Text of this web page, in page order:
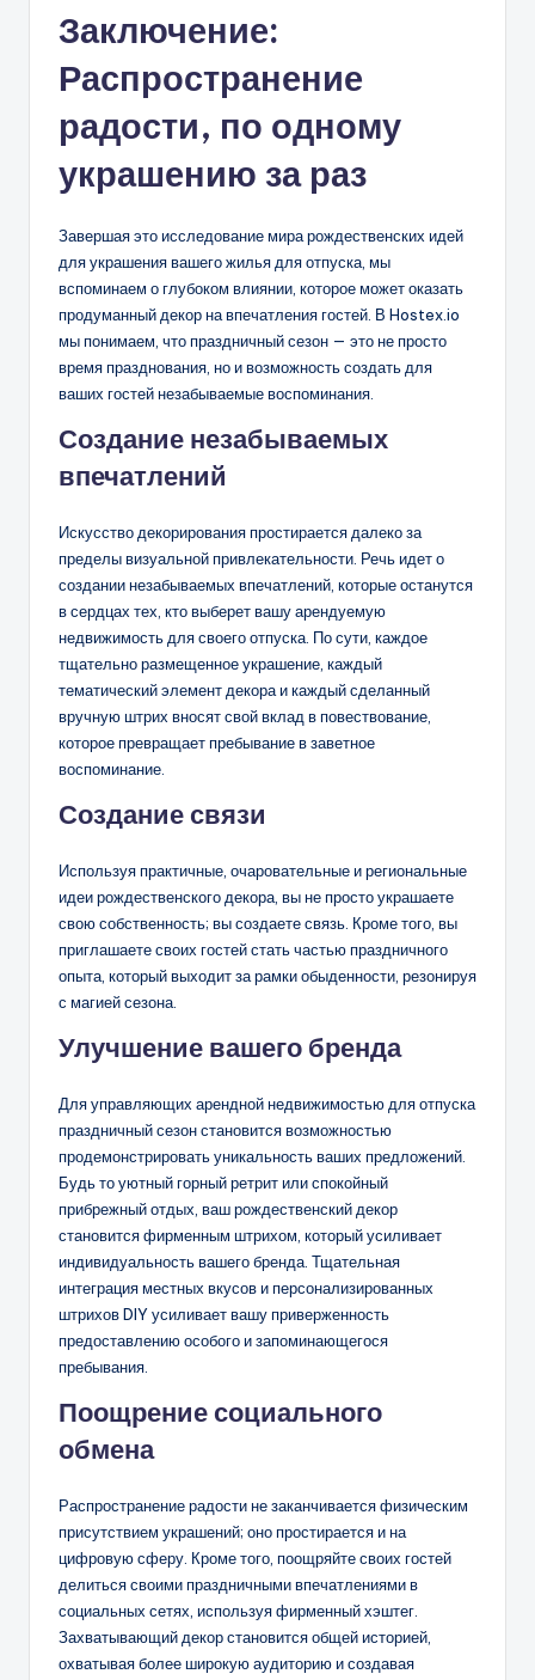
Заключение:
Распространение
радости, по одному
украшению за раз
Завершая это исследование мира рождественских идей
для украшения вашего жилья для отпуска, мы
вспоминаем о глубоком влиянии, которое может оказать
продуманный декор на впечатления гостей. В Hostex.io
мы понимаем, что праздничный сезон — это не просто
время празднования, но и возможность создать для
ваших гостей незабываемые воспоминания.
Создание незабываемых
впечатлений
Искусство декорирования простирается далеко за
пределы визуальной привлекательности. Речь идет о
создании незабываемых впечатлений, которые останутся
в сердцах тех, кто выберет вашу арендуемую
недвижимость для своего отпуска. По сути, каждое
тщательно размещенное украшение, каждый
тематический элемент декора и каждый сделанный
вручную штрих вносят свой вклад в повествование,
которое превращает пребывание в заветное
воспоминание.
Создание связи
Используя практичные, очаровательные и региональные
идеи рождественского декора, вы не просто украшаете
свою собственность; вы создаете связь. Кроме того, вы
приглашаете своих гостей стать частью праздничного
опыта, который выходит за рамки обыденности, резонируя
с магией сезона.
Улучшение вашего бренда
Для управляющих арендной недвижимостью для отпуска
праздничный сезон становится возможностью
продемонстрировать уникальность ваших предложений.
Будь то уютный горный ретрит или спокойный
прибрежный отдых, ваш рождественский декор
становится фирменным штрихом, который усиливает
индивидуальность вашего бренда. Тщательная
интеграция местных вкусов и персонализированных
штрихов DIY усиливает вашу приверженность
предоставлению особого и запоминающегося
пребывания.
Поощрение социального
обмена
Распространение радости не заканчивается физическим
присутствием украшений; оно простирается и на
цифровую сферу. Кроме того, поощряйте своих гостей
делиться своими праздничными впечатлениями в
социальных сетях, используя фирменный хэштег.
Захватывающий декор становится общей историей,
охватывая более широкую аудиторию и создавая